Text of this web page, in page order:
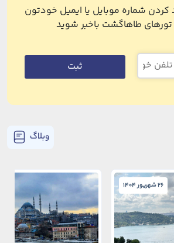
کردن شماره موبایل یا ایمیل خودتون
تورهای طاهاگشت باخبر شوید
ثبت
وبلاگ
26 شهریور 1404